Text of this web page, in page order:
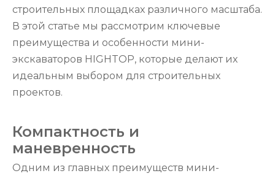
строительных площадках различного масштаба.
В этой статье мы рассмотрим ключевые
преимущества и особенности мини-
экскаваторов HIGHTOP, которые делают их
идеальным выбором для строительных
проектов.
Компактность и
маневренность
Одним из главных преимуществ мини-